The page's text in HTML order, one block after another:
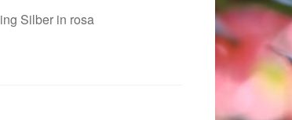
Silber in rosa